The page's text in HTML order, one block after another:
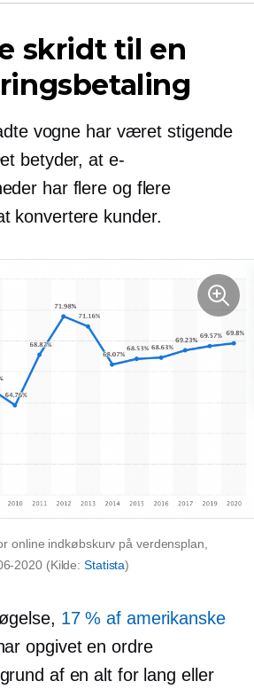
skridt til en
vogne har været stigende
betyder, at e-
har flere og flere
konvertere kunder.
online indkøbskurv på verdensplan,
2020(Kilde:Statista)
17 % af amerikanske
opgivet en ordre
af en alt for lang eller